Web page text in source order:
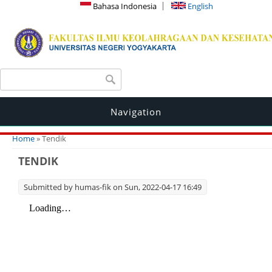
Bahasa Indonesia English
Search form
Navigation
You are here
Home» Tendik
TENDIK
Submitted by humas-fikon Sun, 2022-04-17 16:49